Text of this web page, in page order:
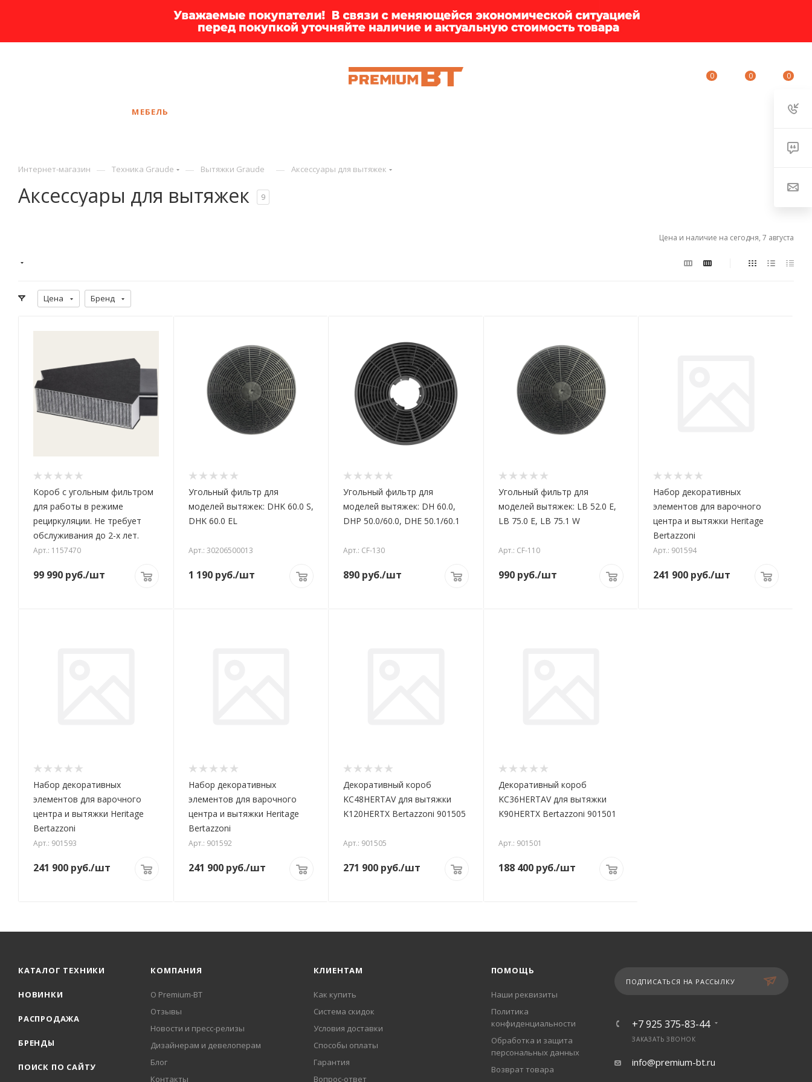
0 0 0
МЕБЕЛЬ
Интернет-магазин — Техника Graude — Вытяжки Graude — Аксессуары для вытяжек
Аксессуары для вытяжек 9
Цена и наличие на сегодня, 7 августа
Цена Бренд
Короб с угольным фильтром
для работы в режиме
рециркуляции. Не требует
обслуживания до 2-х лет.
Арт.: 1157470
99 990 руб./шт
Угольный фильтр для
моделей вытяжек: DHK 60.0 S,
DHK 60.0 EL
Арт.: 30206500013
1 190руб./шт
Угольный фильтр для
моделей вытяжек: DH 60.0,
DHP 50.0/60.0, DHE 50.1/60.1
Арт.: CF-130
890 руб./шт
Угольный фильтр для
моделей вытяжек: LB 52.0 E,
LB 75.0 E, LB 75.1 W
Арт.: CF-110
990руб./шт
Набор декоративных
элементов для варочного
центра и вытяжки Heritage
Bertazzoni
Арт.: 901594
241 900 руб./шт
Набор декоративных
элементов для варочного
центра и вытяжки Heritage
Bertazzoni
Арт.: 901593
241 900 руб./шт
Набор декоративных
элементов для варочного
центра и вытяжки Heritage
Bertazzoni
Арт.: 901592
241 900руб./шт
Декоративный короб
KC48HERTAV для вытяжки
K120HERTX Bertazzoni 901505
Арт.: 901505
271 900 руб./шт
Декоративный короб
KC36HERTAV для вытяжки
K90HERTX Bertazzoni 901501
Арт.: 901501
188 400руб./шт
КАТАЛОГ ТЕХНИКИ
НОВИНКИ
РАСПРОДАЖА
БРЕНДЫ
ПОИСК ПО САЙТУ
КОМПАНИЯ
О Premium-BT
Отзывы
Новости и пресс-релизы
Дизайнерам и девелоперам
Блог
Контакты
КЛИЕНТАМ
Как купить
Система скидок
Условия доставки
Способы оплаты
Гарантия
Вопрос-ответ
ПОМОЩЬ
Наши реквизиты
Политика
конфиденциальности
Обработка и защита
персональных данных
Возврат товара
ПОДПИСАТЬСЯ НА РАССЫЛКУ
+7 925 375-83-44
ЗАКАЗАТЬ ЗВОНОК
info@premium-bt.ru